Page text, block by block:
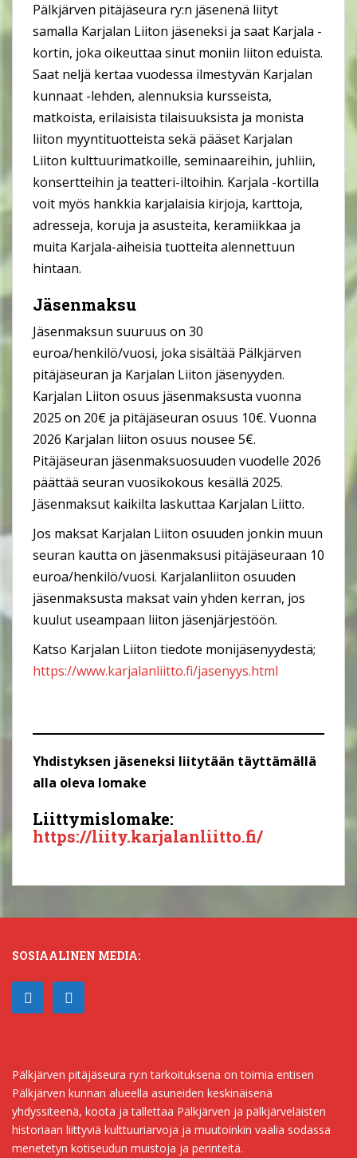
Pälkjärven pitäjäseura ry:n jäsenenä liityt
samalla Karjalan Liiton jäseneksi ja saat Karjala -
kortin, joka oikeuttaa sinut moniin liiton eduista.
Saat neljä kertaa vuodessa ilmestyvän Karjalan
kunnaat -lehden, alennuksia kursseista,
matkoista, erilaisista tilaisuuksista ja monista
liiton myyntituotteista sekä pääset Karjalan
Liiton kulttuurimatkoille, seminaareihin, juhliin,
konsertteihin ja teatteri-iltoihin. Karjala -kortilla
voit myös hankkia karjalaisia kirjoja, karttoja,
adresseja, koruja ja asusteita, keramiikkaa ja
muita Karjala-aiheisia tuotteita alennettuun
hintaan.
Jäsenmaksu
Jäsenmaksun suuruus on 30
euroa/henkilö/vuosi, joka sisältää Pälkjärven
pitäjäseuran ja Karjalan Liiton jäsenyyden.
Karjalan Liiton osuus jäsenmaksusta vuonna
2025 on 20€ ja pitäjäseuran osuus 10€. Vuonna
2026 Karjalan liiton osuus nousee 5€.
Pitäjäseuran jäsenmaksuosuuden vuodelle 2026
päättää seuran vuosikokous kesällä 2025.
Jäsenmaksut kaikilta laskuttaa Karjalan Liitto.
Jos maksat Karjalan Liiton osuuden jonkin muun
seuran kautta on jäsenmaksusi pitäjäseuraan 10
euroa/henkilö/vuosi. Karjalanliiton osuuden
jäsenmaksusta maksat vain yhden kerran, jos
kuulut useampaan liiton jäsenjärjestöön.
Katso Karjalan Liiton tiedote monijäsenyydestä;
https://www.karjalanliitto.fi/jasenyys.html
Yhdistyksen jäseneksi liitytään täyttämällä
alla oleva lomake
Liittymislomake:
https://liity.karjalanliitto.fi/
SOSIAALINEN MEDIA:
Pälkjärven pitäjäseura ry:n tarkoituksena on toimia entisen
Pälkjärven kunnan alueella asuneiden keskinäisenä
yhdyssiteenä, koota ja tallettaa Pälkjärven ja pälkjärveläisten
historiaan liittyviä kulttuuriarvoja ja muutoinkin vaalia sodassa
menetetyn kotiseudun muistoja ja perinteitä.